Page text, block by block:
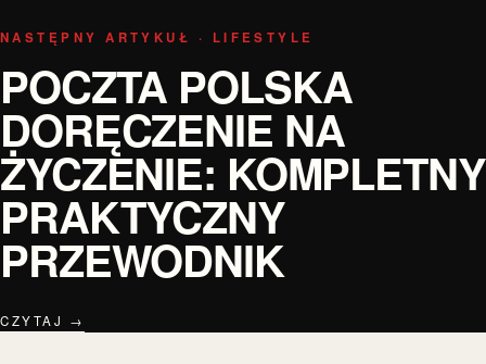
NASTĘPNY ARTYKUŁ · LIFESTYLE
POCZTA POLSKA
DORĘCZENIE NA
ŻYCZENIE: KOMPLETNY
PRAKTYCZNY
PRZEWODNIK
CZYTAJ →